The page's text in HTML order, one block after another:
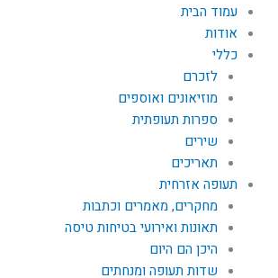
עמוד הבית
אודות
כללי
לזכרם
מוזיאונים ואוספים
ספרות תעופתית
שירים
תאריכים
תעופה אזרחית
מחקרים, מאמרים וכתבות
תאונות ואירועי בטיחות טיסה
היכן הם היום
שדות תעופה ומנחתים